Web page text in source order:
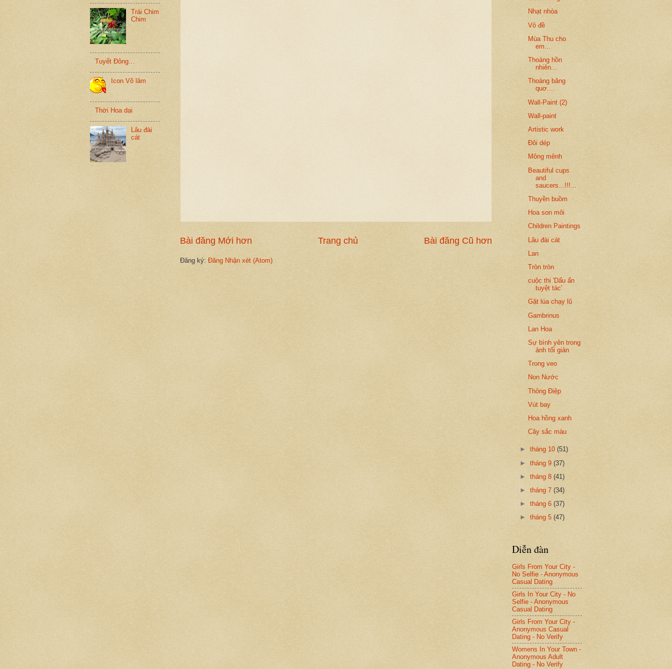
Bài đăng Mới hơn Bài đăng Cũ hơn
Trang chủ
Đăng ký: Đăng Nhận xét (Atom)
Trái Chim
Chim
Tuyết Đông...
Icon Võ lâm
Thời Hoa dại
Lâu đài
cát
Nhạt nhòa
Vô đề
Mùa Thu cho
em...
Thoáng hồn
nhiên...
Thoáng bâng
quơ....
Wall-Paint (2)
Wall-paint
Artistic work
Đôi dép
Mông mênh
Beautiful cups
and
saucers...!!!...
Thuyền buồm
Hoa son môi
Children Paintings
Lâu đài cát
Lan
Tròn tròn
cuộc thi 'Dấu ấn
tuyệt tác'
Gặt lúa chạy lũ
Gambrinus
Lan Hoa
Sự bình yên trong
ảnh tối giản
Trong veo
Non Nước
Thông Điệp
Vút bay
Hoa hồng xanh
Cây sắc màu
►tháng 10(51)
►tháng 9(37)
►tháng 8(41)
►tháng 7(34)
►tháng 6(37)
►tháng 5(47)
Diễn đàn
Girls From Your City -
No Selfie - Anonymous
Casual Dating
Girls In Your City - No
Selfie - Anonymous
Casual Dating
Girls From Your City -
Anonymous Casual
Dating - No Verify
Womens In Your Town -
Anonymous Adult
Dating - No Verify